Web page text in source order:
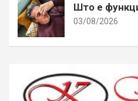
Што е
03/08/2026